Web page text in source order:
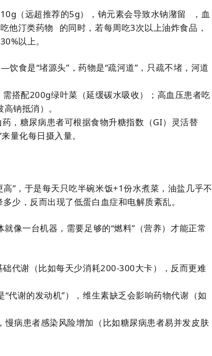
（远超推荐的5g），钠元素会导致水钠潴留
，血
他汀类药物
的同时，若每周吃3次以上油炸食品，
以上。
食是“堵源头”，药物是“疏河道”，只疏不堵，河道
搭配200g绿叶菜（延缓碳水吸收）；高血压患者吃
钠抵消）。
，糖尿病患者可根据食物升糖指数（GI）灵活替
量化每日摄入量。
”，于是每天只吃半碗米饭+1份水煮菜，油盐几乎不
少，反而出现了低蛋白血症和电解质紊乱。
像一台机器，需要足够的“燃料”（营养）才能正常
代谢（比如每天少消耗200-300大卡），反而更难
代谢的发动机”），维生素缺乏会影响药物代谢（如
病患者感染风险增加（比如糖尿病患者易并发皮肤